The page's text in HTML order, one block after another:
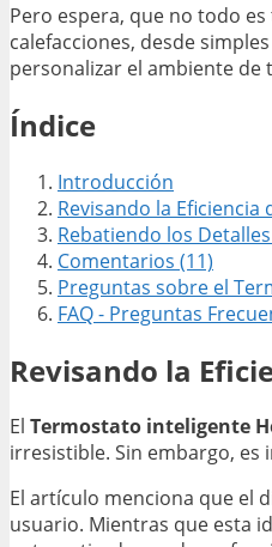
Pero espera, que no todo
calefacciones, desde
personalizar el ambiente de
Índice
Introducción
Revisando la
Rebatiendo los
Comentarios (11)
Preguntas sobre el
FAQ - Preguntas
Revisando la
El Termostato inteligente
irresistible. Sin embargo,
El artículo menciona que el
usuario. Mientras que esta